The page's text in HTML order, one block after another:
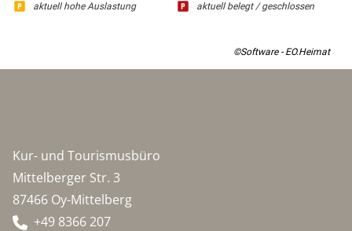
aktuell hohe Auslastung aktuell belegt / geschlossen
©Software - EO.Heimat
Kur- und Tourismusbüro
Mittelberger Str. 3
87466 Oy-Mittelberg
+49 8366 207